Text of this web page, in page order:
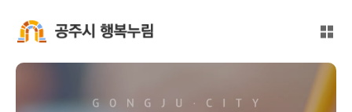
전체